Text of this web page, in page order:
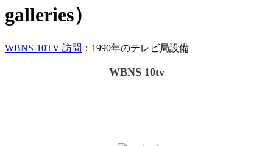
galleries）
WBNS-10TV 訪問 ：1990年のテレビ局設備
WBNS 10tv